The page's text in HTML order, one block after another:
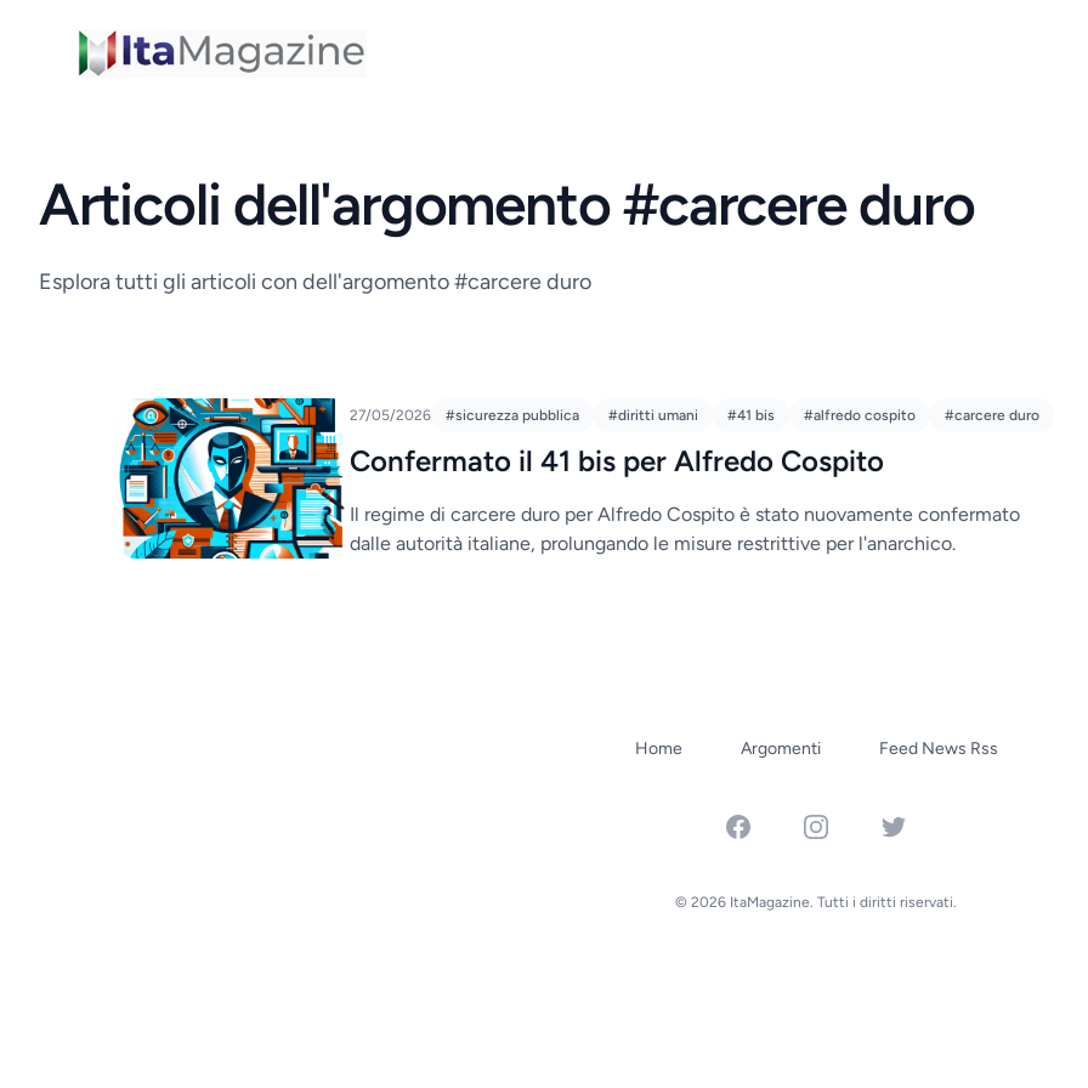
ItaMagazine
Articoli dell'argomento #carcere duro
Esplora tutti gli articoli con dell'argomento #carcere duro
27/05/2026 #sicurezza pubblica #diritti umani #41 bis #alfredo cospito #carcere duro
Confermato il 41 bis per Alfredo Cospito
Il regime di carcere duro per Alfredo Cospito è stato nuovamente confermato
dalle autorità italiane, prolungando le misure restrittive per l'anarchico.
Home Argomenti Feed News Rss
FacebookInstagramTwitter
© 2026 ItaMagazine. Tutti i diritti riservati.